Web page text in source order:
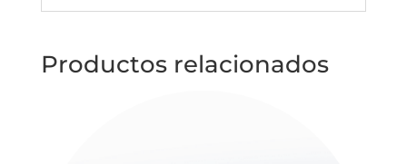
Productos relacionados